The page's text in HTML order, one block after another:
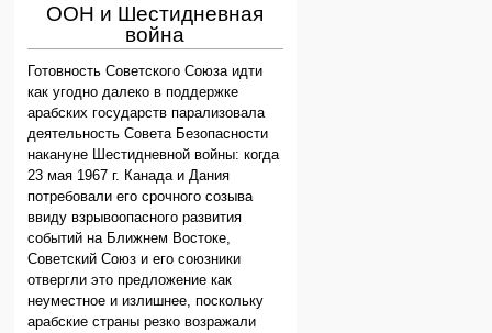
ООН и Шестидневная
война
Готовность Советского Союза идти
как угодно далеко в поддержке
арабских государств парализовала
деятельность Совета Безопасности
накануне Шестидневной войны: когда
23 мая 1967 г. Канада и Дания
потребовали его срочного созыва
ввиду взрывоопасного развития
событий на Ближнем Востоке,
Советский Союз и его союзники
отвергли это предложение как
неуместное и излишнее, поскольку
арабские страны резко возражали